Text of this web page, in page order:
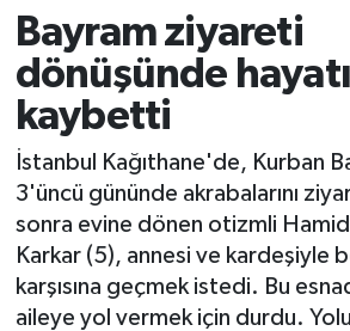
Bayram ziyareti
dönüşünde
kaybetti
İstanbul Kağıthane'de, Kurban
3'üncü gününde akrabalarını
sonra evine dönen otizmli
Karkar (5), annesi ve kardeşiyle
karşısına geçmek istedi. Bu
aileye yol vermek için durdu.
Trafik Durumu
Süper Lig Puan Durumu ve
Tüm Manşetler
Son Dakika Haberleri
Haber Arşivi